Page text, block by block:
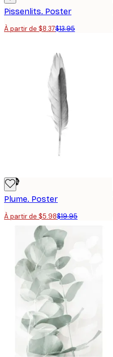
Pissenlits. Poster
À partir de $8.37$13.95
-70%
Plume. Poster
À partir de $5.98$19.95